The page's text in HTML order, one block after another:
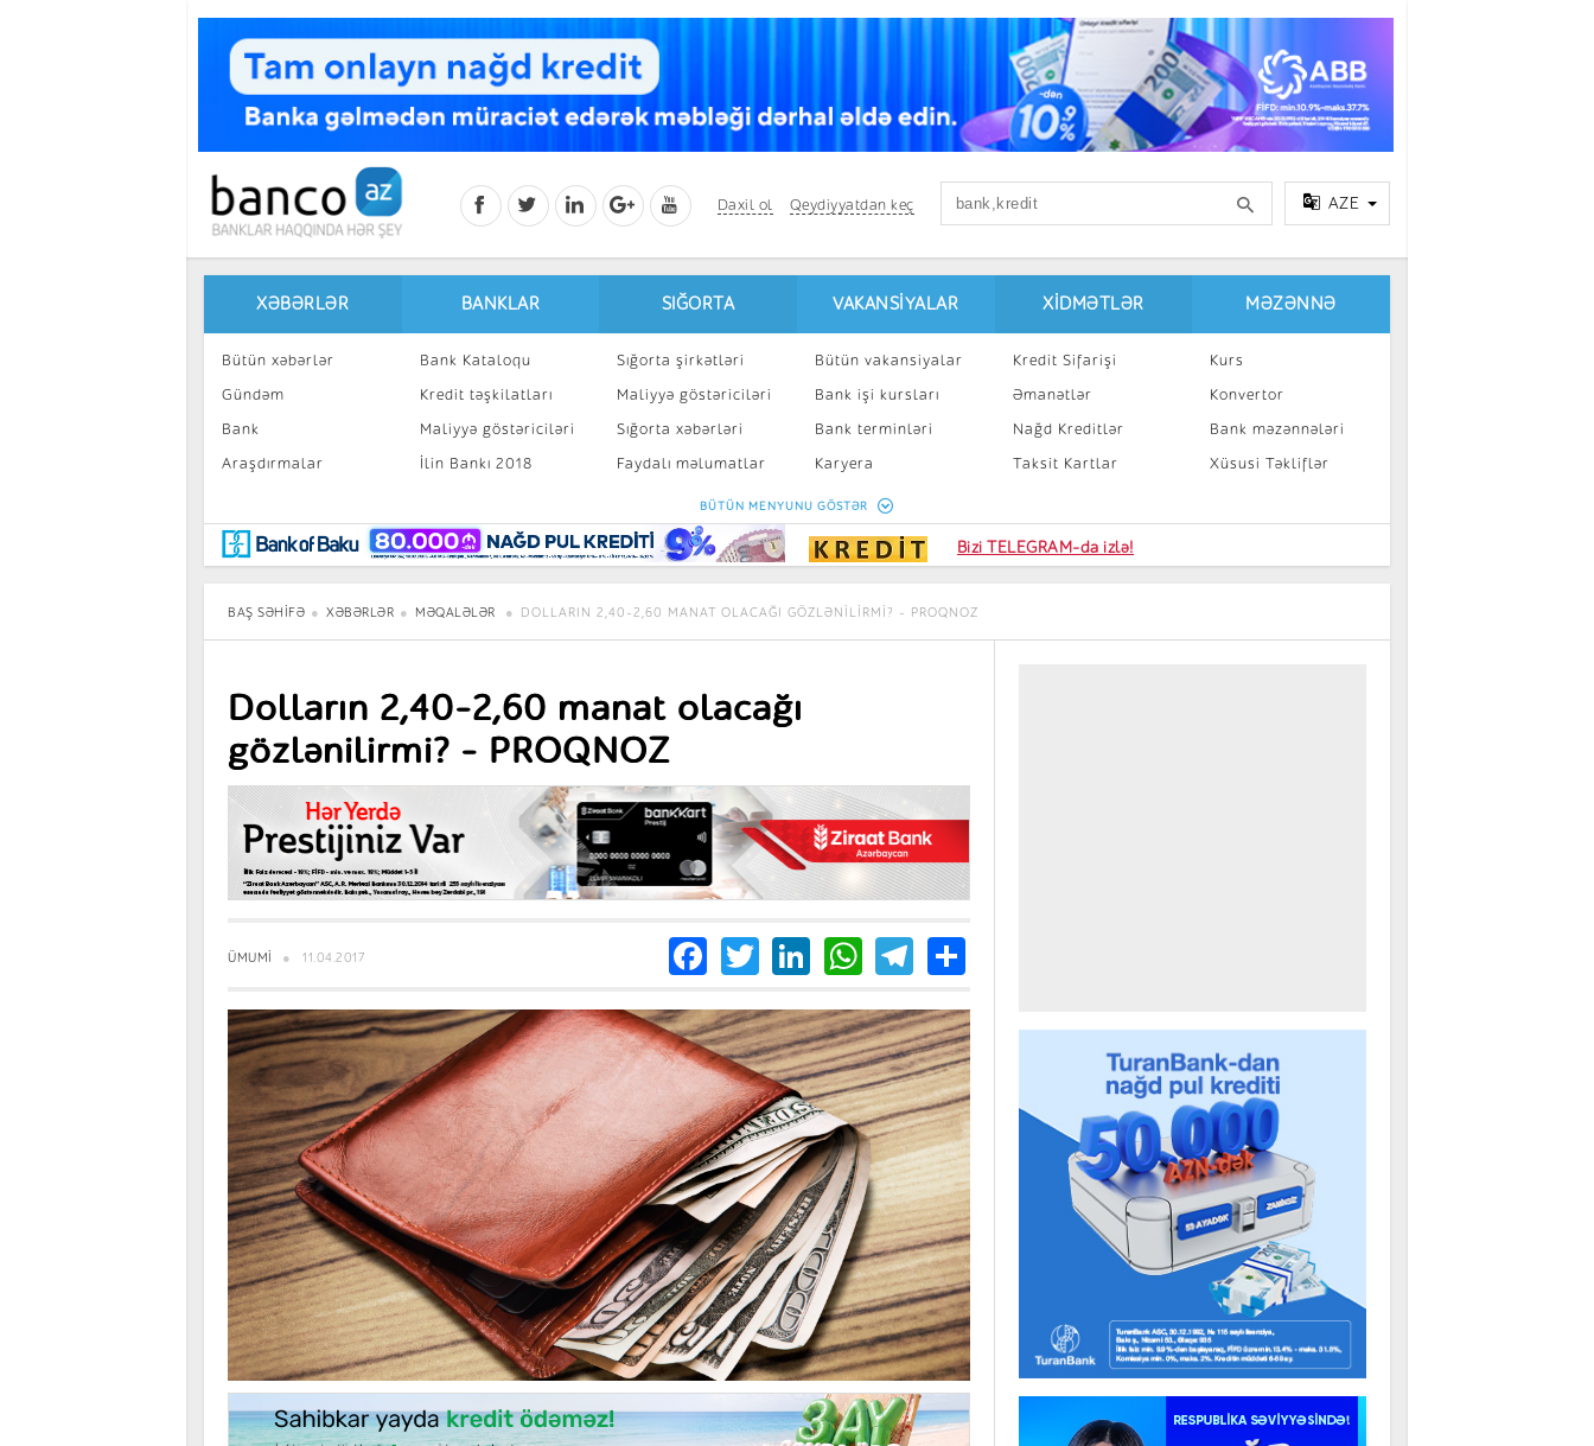
Daxil ol Qeydiyyatdan keç AZE
XƏBƏRLƏR
Bütün xəbərlər
Gündəm
Bank
Araşdırmalar
Maraqlı
BancoTV
Müsahibə
BANKLAR
Bank Kataloqu
Kredit təşkilatları
Maliyyə göstəriciləri
İlin Bankı 2018
SIĞORTA
Sığorta şirkətləri
Maliyyə göstəriciləri
Sığorta xəbərləri
Faydalı məlumatlar
Sığorta kalkulyatoru
VAKANSIYALAR
Bütün vakansiyalar
Bank işi kursları
Bank terminləri
Karyera
Peşakar inkişaf
XIDMƏTLƏR
Kredit Sifarişi
Əmanətlər
Nağd Kreditlər
Taksit Kartlar
Kart sifarişi
MƏZƏNNƏ
Kurs
Konvertor
Bank məzənnələri
Xüsusi Təkliflər
BÜTÜN MENYUNU GÖSTƏR
Bizi TELEGRAM-da izlə!
BAŞ SƏHIFƏ XƏBƏRLƏR MƏQALƏLƏR DOLLARIN 2,40-2,60 MANAT OLACAĞI GÖZLƏNILIRMI? – PROQNOZ
Dolların 2,40-2,60 manat olacağı
gözlənilirmi? – PROQNOZ
ÜMUMI 11.04.2017 Facebook
TwitterLinkedIn
WhatsApp
Telegram
Share